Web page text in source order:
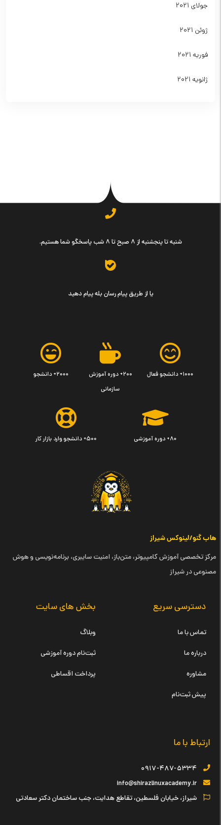
جولای 2021
ژوئن 2021
فوریه 2021
ژانویه 2021
شنبه تا پنجشنبه از ۸ صبح تا ۸ شب پاسخگو شما هستیم.
یا از طریق پیام رسان بله پیام دهید
۱۰۰۰+ دانشجو فعال
۲۰۰+ دوره آموزش
سازمانی
۲۰۰۰+ دانشجو
۸۰+ دوره آموزشی ۵۰۰+ دانشجو وارد بازار کار
هاب گنو/لینوکس شیراز
مرکز تخصصی آموزش کامپیوتر، متن‌باز، امنیت سایبری، برنامه‌نویسی و هوش
مصنوعی در شیراز
دسترسی سریع
تماس با ما
درباره ما
مشاوره
پیش ثبت‌نام
بخش های سایت
وبلاگ
ثبت‌نام دوره آموزشی
پرداخت اقساطی
ارتباط با ما
۰۹۱۷-۴۸۷-۵۳۳۴
info@shirazlinuxacademy.ir
شیراز، خیابان فلسطین، تقاطع هدایت، جنب ساختمان دکتر سعادتی